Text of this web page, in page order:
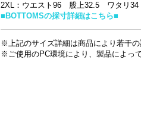
2XL：ウエスト96 股上32.5 ワタリ
■BOTTOMSの採寸詳細はこちら■
※上記のサイズ詳細は商品により若干の
※ご使用のPC環境により、製品によっ